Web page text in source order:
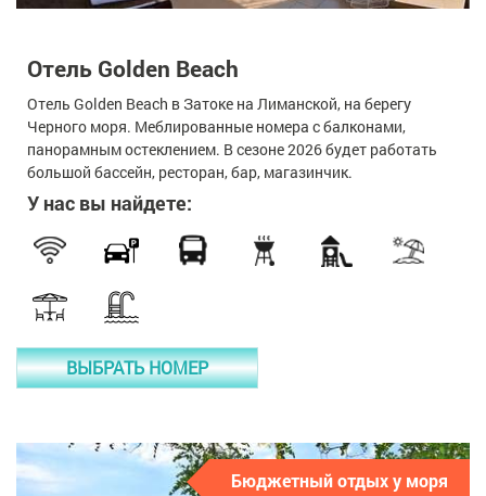
Отель Golden Beach
Отель Golden Beach в Затоке на Лиманской, на берегу
Черного моря. Меблированные номера с балконами,
панорамным остеклением. В сезоне 2026 будет работать
большой бассейн, ресторан, бар, магазинчик.
У нас вы найдете:
ВЫБРАТЬ НОМЕР
Бюджетный отдых у моря